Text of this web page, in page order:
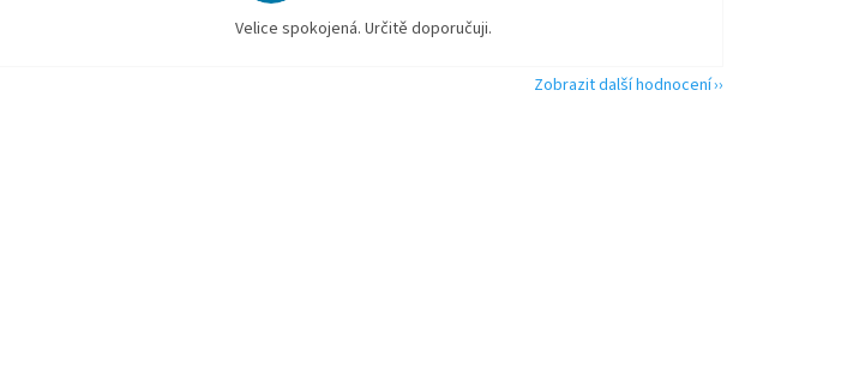
Velice spokojená. Určitě doporučuji.
Zobrazit další hodnocení